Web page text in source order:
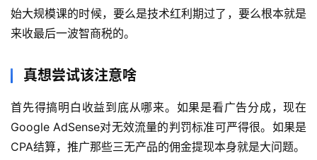
始大规模课的时候，要么是技术红利期过了，要么根本就是
来收最后一波智商税的。
真想尝试该注意啥
首先得搞明白收益到底从哪来。如果是看广告分成，现在
Google AdSense对无效流量的判罚标准可严得很。如果是
CPA结算，推广那些三无产品的佣金提现本身就是大问题。